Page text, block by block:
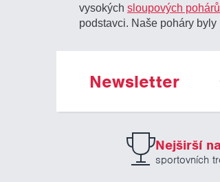
vysokých sloupových pohárů
podstavci. Naše poháry
Newsletter
Nejširší
sportovních